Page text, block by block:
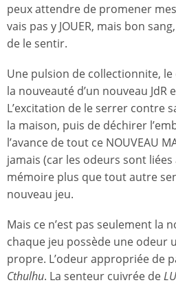
peux attendre de promener
vais pas y JOUER, mais bon
de le sentir.
Une pulsion de collectionnite,
la nouveauté d’un nouveau JdR
L’excitation de le serrer contre
la maison, puis de déchirer
l’avance de tout ce NOUVEAU
jamais (car les odeurs sont liées
mémoire plus que tout autre
nouveau jeu.
Mais ce n’est pas seulement la
chaque jeu possède une odeur
propre. L’odeur appropriée de
Cthulhu. La senteur cuivrée de